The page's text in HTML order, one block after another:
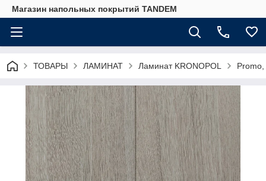
Магазин напольных покрытий TANDEM
ТОВАРЫ ЛАМИНАТ Ламинат KRONOPOL